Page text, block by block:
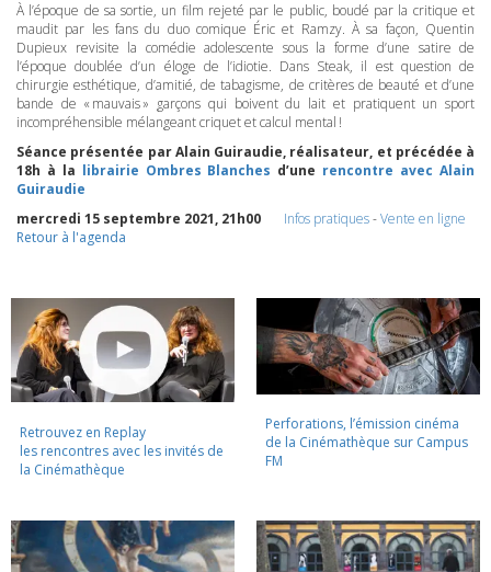
À l’époque de sa sortie, un film rejeté par le public, boudé par la critique et
maudit par les fans du duo comique Éric et Ramzy. À sa façon, Quentin
Dupieux revisite la comédie adolescente sous la forme d’une satire de
l’époque doublée d’un éloge de l’idiotie. Dans Steak, il est question de
chirurgie esthétique, d’amitié, de tabagisme, de critères de beauté et d’une
bande de « mauvais » garçons qui boivent du lait et pratiquent un sport
incompréhensible mélangeant criquet et calcul mental !
Séance présentée par Alain Guiraudie, réalisateur, et précédée à
18h à la librairie Ombres Blanches d’une rencontre avec Alain
Guiraudie
mercredi 15 septembre 2021, 21h00
Infos pratiques-Vente en ligne
Retour à l'agenda
Retrouvez en Replay
les rencontres avec les invités de
la Cinémathèque
Perforations, l’émission cinéma
de la Cinémathèque sur Campus
FM